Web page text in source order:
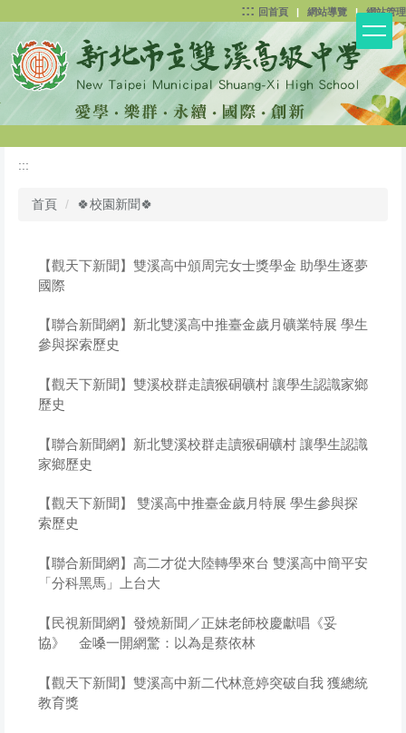
主
要
內
區
::: 回首頁 | 網站導覽 |網站管理
:::
首頁 🍀校園新聞🍀
【觀天下新聞】雙溪高中頒周完女士獎學金 助學生逐夢
國際
【聯合新聞網】新北雙溪高中推臺金歲月礦業特展 學生
參與探索歷史
【觀天下新聞】雙溪校群走讀猴硐礦村 讓學生認識家鄉
歷史
【聯合新聞網】新北雙溪校群走讀猴硐礦村 讓學生認識
家鄉歷史
【觀天下新聞】 雙溪高中推臺金歲月特展 學生參與探
索歷史
【聯合新聞網】高二才從大陸轉學來台 雙溪高中簡平安
「分科黑馬」上台大
【民視新聞網】發燒新聞／正妹老師校慶獻唱《妥
協》 金嗓一開網驚：以為是蔡依林
【觀天下新聞】雙溪高中新二代林意婷突破自我 獲總統
教育獎